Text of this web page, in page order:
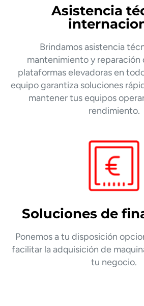
Asistencia
Brindamos asistencia
mantenimiento y reparación
plataformas elevadoras en
equipo garantiza soluciones
mantener tus equipos
rendimiento.
Soluciones de
Ponemos a tu disposición
facilitar la adquisición de
tu negocio.